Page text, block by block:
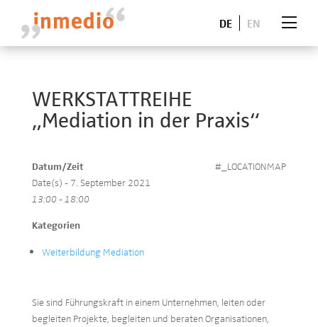
DE EN
WERKSTATTREIHE
„Mediation in der Praxis“
#_LOCATIONMAP
Datum/Zeit
Date(s) - 7. September 2021
13:00 - 18:00
Kategorien
Weiterbildung Mediation
Sie sind Führungskraft in einem Unternehmen, leiten oder
begleiten Projekte, begleiten und beraten Organisationen,